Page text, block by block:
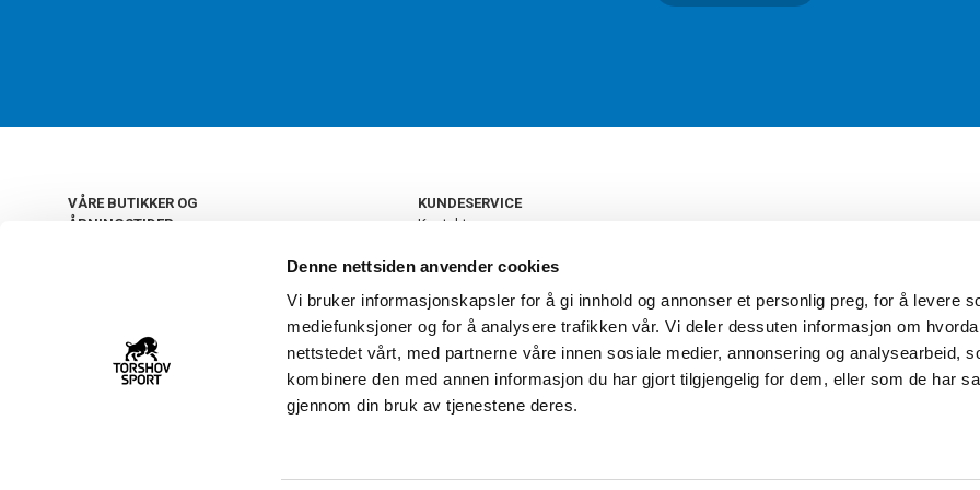
Denne nettsiden anvender cookies
Vi bruker informasjonskapsler for å gi innhold og annonser et personlig preg, for å levere
mediefunksjoner og for å analysere trafikken vår. Vi deler dessuten informasjon om
nettstedet vårt, med partnerne våre innen sosiale medier, annonsering og analysearbeid,
kombinere den med annen informasjon du har gjort tilgjengelig for dem, eller som de har
gjennom din bruk av tjenestene deres.
VÅRE BUTIKKER OG
ÅPNINGSTIDER
22 09 20 20
KUNDESERVICE
Kontakt oss
Retur og bytte
Personvern
Frakt og levering
Ledige stillinger
FAQ - Ofte stilte spørsmål
Åpenhetsloven
Torshov Sport har over 90 års
klubbhandel. Torshov Sport har
Drammen, Sandvika Storsenter